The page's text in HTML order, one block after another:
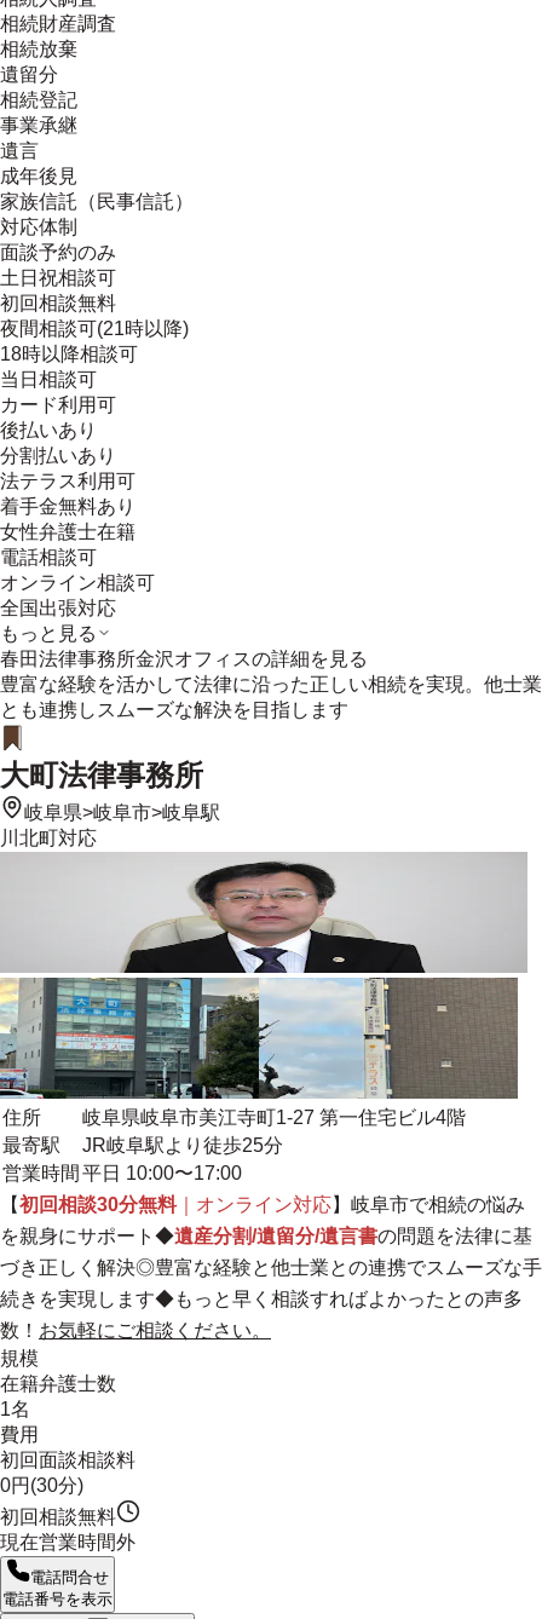
相続財産調査
相続放棄
遺留分
相続登記
事業承継
遺言
成年後見
家族信託（民事信託）
対応体制
面談予約のみ
土日祝相談可
初回相談無料
夜間相談可(21時以降)
18時以降相談可
当日相談可
カード利用可
後払いあり
分割払いあり
法テラス利用可
着手金無料あり
女性弁護士在籍
電話相談可
オンライン相談可
全国出張対応
もっと見る
春田法律事務所金沢オフィスの詳細を見る
豊富な経験を活かして法律に沿った正しい相続を実現。他士業
とも連携しスムーズな解決を目指します
大町法律事務所
岐阜県>岐阜市>岐阜駅
川北町対応
住所
岐阜県岐阜市美江寺町1-27 第一住宅ビル4階
最寄駅
JR岐阜駅より徒歩25分
営業時間 平日 10:00〜17:00
【初回相談30分無料｜オンライン対応】岐阜市で相続の悩み
を親身にサポート◆遺産分割/遺留分/遺言書の問題を法律に基
づき正しく解決◎豊富な経験と他士業との連携でスムーズな手
続きを実現します◆もっと早く相談すればよかったとの声多
数！ お気軽にご相談ください。
規模
在籍弁護士数
1名
費用
初回面談相談料
0円(30分)
初回相談無料
現在営業時間外
電話問合せ
電話番号を表示